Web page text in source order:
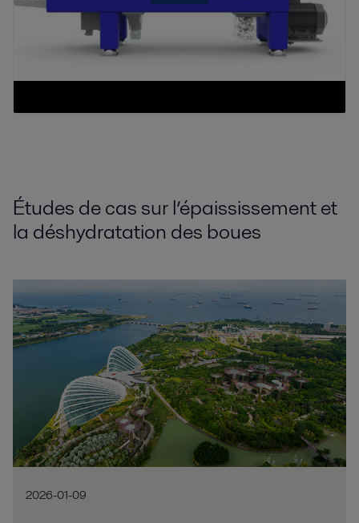
Études de cas sur l’épaississement et
la déshydratation des boues
2026-01-09